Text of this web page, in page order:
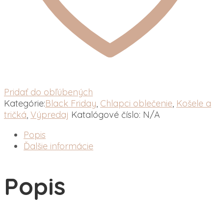
Pridať do obľúbených
Kategórie:Black Friday, Chlapci oblečenie, Košele a
tričká, Výpredaj Katalógové číslo: N/A
Popis
Ďalšie informácie
Popis